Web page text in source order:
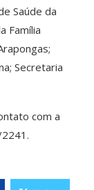
Saúde da
Família
Secretaria
com a